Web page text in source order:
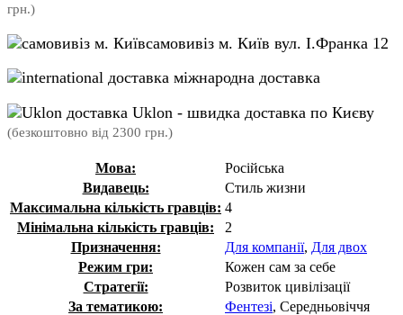
грн.)
самовивіз м. Київ вул. І.Франка 12
міжнародна доставка
Uklon - швидка доставка по Києву
(безкоштовно від 2300 грн.)
Мова:
Російська
Видавець:
Стиль жизни
Максимальна кількість гравців: 4
Мінімальна кількість гравців:
2
Призначення:
Для компанії, Для двох
Режим гри:
Кожен сам за себе
Стратегії:
Розвиток цивілізації
За тематикою:
Фентезі, Середньовіччя